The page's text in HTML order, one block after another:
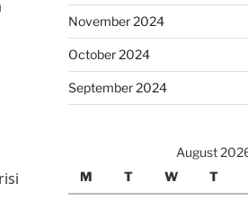
November 2024
October 2024
September 2024
August
M
T W T